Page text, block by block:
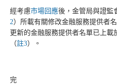
經考慮市場回應後，金管局與證監
2）所載有關修改金融服務提供者
更新的金融服務提供者名單已上載
（註3）。
完